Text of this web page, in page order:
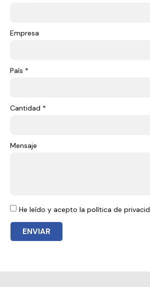
Empresa
País *
Cantidad *
Mensaje
He leído y acepto la política de
ENVIAR